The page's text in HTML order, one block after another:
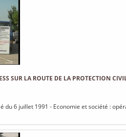
SUR LA ROUTE DE LA PROTECTION
du 6 juillet 1991 - Economie et société :